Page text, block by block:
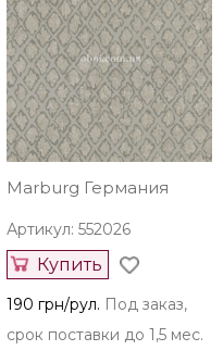
Marburg Германия
Артикул: 552026
Купить
190 грн/рул. Под заказ,
срок поставки до 1,5 мес.